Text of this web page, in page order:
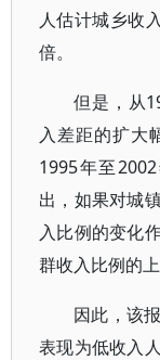
人估计城乡收
倍。
但是，从
入差距的扩大
1995年至
出，如果对城
入比例的变化
群收入比例的
因此，该
表现为低收入